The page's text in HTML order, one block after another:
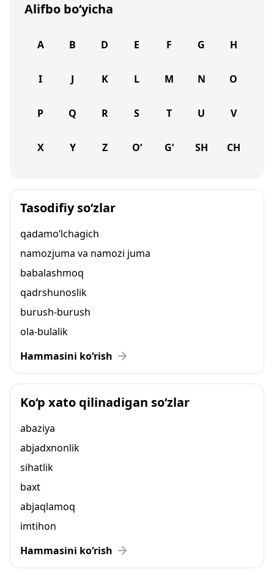
Alifbo bo‘yicha
A B D E F G H
I J K L M N O
P Q R S T U V
X Y Z O‘ G‘ SH CH
Tasodifiy so‘zlar
qadamo‘lchagich
namozjuma va namozi juma
babalashmoq
qadrshunoslik
burush-burush
ola-bulalik
Hammasini ko‘rish
Ko‘p xato qilinadigan so‘zlar
abaziya
abjadxnonlik
sihatlik
baxt
abjaqlamoq
imtihon
Hammasini ko‘rish